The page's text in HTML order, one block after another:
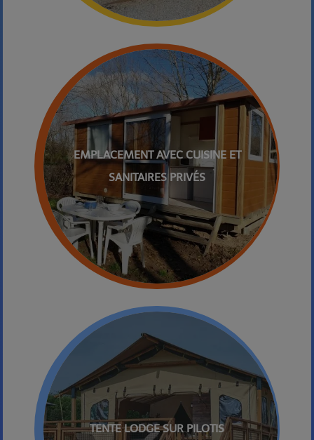
EMPLACEMENT AVEC CUISINE ET
SANITAIRES PRIVÉS
TENTE LODGE SUR PILOTIS